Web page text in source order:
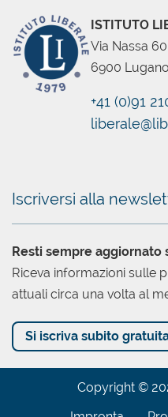
ISTITUTO
Via Nassa 60
6900
+41 (0)91
Iscriversi alla
Resti sempre
Riceva informazioni sulle
attuali circa una volta al
Si iscriva subito
Copyright ©